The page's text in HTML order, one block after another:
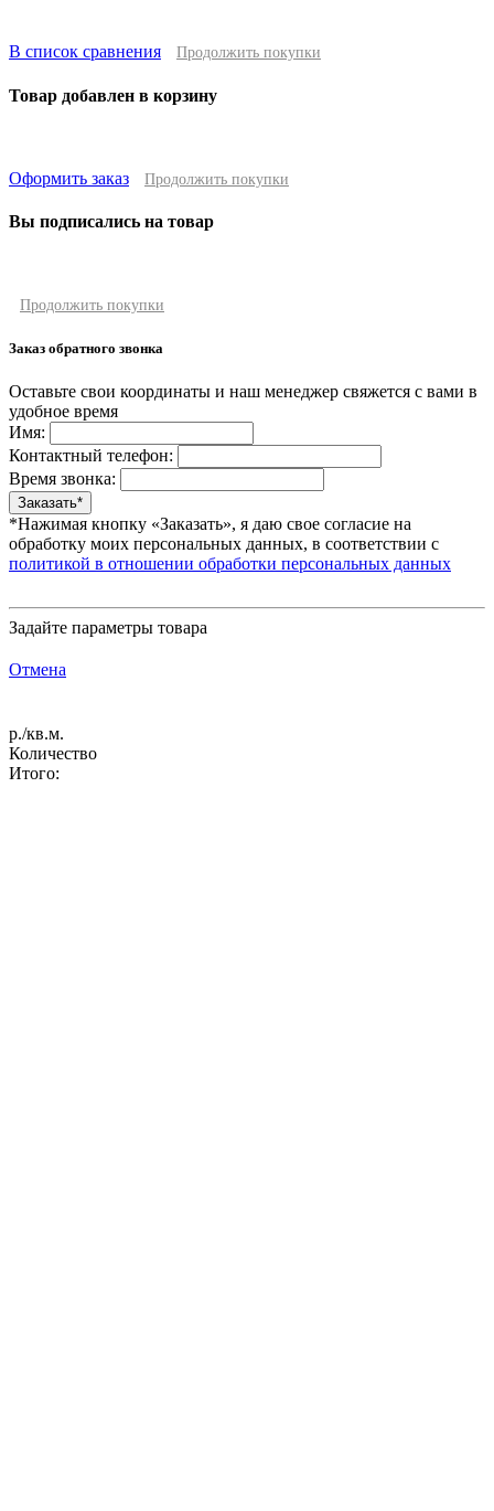
В список сравнения Продолжить покупки
Товар добавлен в корзину
Оформить заказ Продолжить покупки
Вы подписались на товар
Продолжить покупки
Заказ обратного звонка
Оставьте свои координаты и наш менеджер свяжется с вами в
удобное время
Имя:
Контактный телефон:
Время звонка:
*Нажимая кнопку «Заказать», я даю свое согласие на
обработку моих персональных данных, в соответствии с
политикой в отношении обработки персональных данных
Задайте параметры товара
Отмена
р./кв.м.
Количество
Итого: